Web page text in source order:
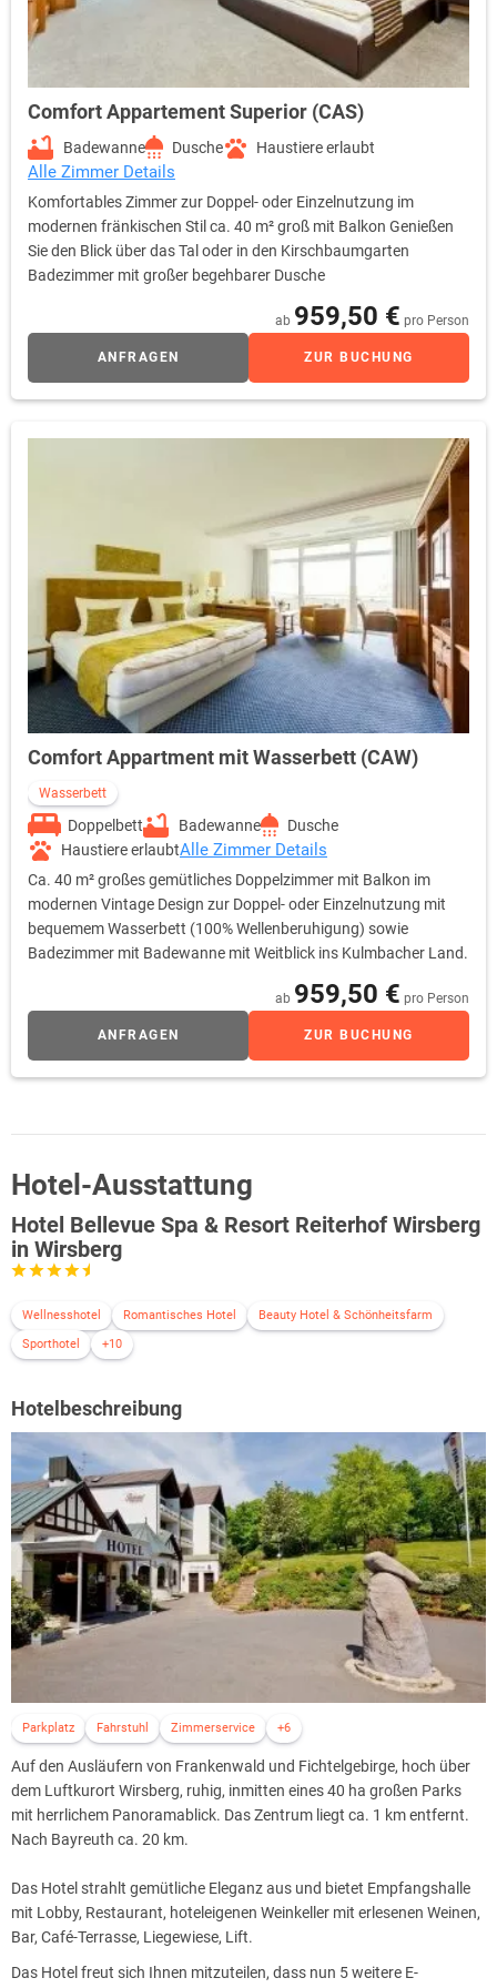
Comfort Appartement Superior (CAS)
Badewanne Dusche Haustiere erlaubt
Alle Zimmer Details
Komfortables Zimmer zur Doppel- oder Einzelnutzung im
modernen fränkischen Stil ca. 40 m² groß mit Balkon Genießen
Sie den Blick über das Tal oder in den Kirschbaumgarten
Badezimmer mit großer begehbarer Dusche
ab 959,50 € pro Person
ANFRAGEN ZUR BUCHUNG
Comfort Appartment mit Wasserbett (CAW)
Wasserbett
Doppelbett Badewanne
Dusche
Haustiere erlaubtAlle Zimmer Details
Ca. 40 m² großes gemütliches Doppelzimmer mit Balkon im
modernen Vintage Design zur Doppel- oder Einzelnutzung mit
bequemem Wasserbett (100% Wellenberuhigung) sowie
Badezimmer mit Badewanne mit Weitblick ins Kulmbacher Land.
ab 959,50 € pro Person
ANFRAGEN ZUR BUCHUNG
Hotel-Ausstattung
Hotel Bellevue Spa & Resort Reiterhof Wirsberg
in Wirsberg
Wellnesshotel Romantisches Hotel
Beauty Hotel & Schönheitsfarm
Sporthotel
+10
Hotelbeschreibung
Parkplatz Fahrstuhl Zimmerservice +6
Auf den Ausläufern von Frankenwald und Fichtelgebirge, hoch über
dem Luftkurort Wirsberg, ruhig, inmitten eines 40 ha großen Parks
mit herrlichem Panoramablick. Das Zentrum liegt ca. 1 km entfernt.
Nach Bayreuth ca. 20 km.
Das Hotel strahlt gemütliche Eleganz aus und bietet Empfangshalle
mit Lobby, Restaurant, hoteleigenen Weinkeller mit erlesenen Weinen,
Bar, Café-Terrasse, Liegewiese, Lift.
Das Hotel freut sich Ihnen mitzuteilen, dass nun 5 weitere E-